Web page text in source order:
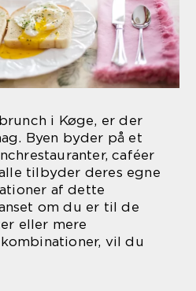
i Køge, er der
Byen byder på et
caféer
tilbyder deres egne
af dette
om du er til de
eller mere
vil du